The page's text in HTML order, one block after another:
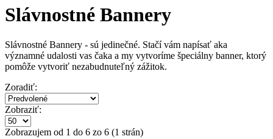
Slávnostné Bannery
Slávnostné Bannery - sú jedinečné. Stačí vám napísať aka
významné udalosti vas čaka a my vytvoríme špeciálny banner, ktorý
pomôže vytvoriť nezabudnuteľný zážitok.
Zoradiť:
Zobraziť:
Zobrazujem od 1 do 6 zo 6 (1 strán)